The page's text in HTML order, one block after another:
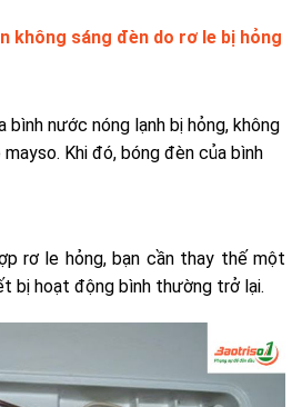
không sáng đèn do rơ le bị hỏng
bình nước nóng lạnh bị hỏng, không
Khi đó, bóng đèn của bình
rơ le hỏng, bạn cần thay thế một
bị hoạt động bình thường trở lại.